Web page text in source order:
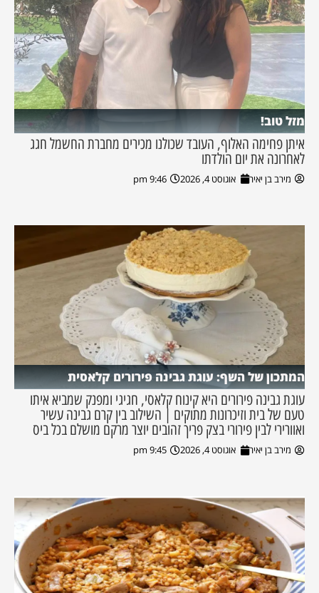
מזל טוב!
איתן פחימה האלוף, העובד שכולנו מכירים מחברת החשמל חגג
לאחרונה את יום הולדתו
מירב בן יאיר אוגוסט 4, 2026 9:46 pm
המתכון של השף: עוגת גבינה פירורים קלאסית
עוגת גבינה פירורים היא קינוח קלאסי, חגיגי ומפנק שמביא איתו
טעם של בית וזיכרונות מתוקים | השילוב בין קרם גבינה עשיר
ואוורירי לבין פירורי בצק פריך זהובים יוצר מרקם מושלם בכל ביס
מירב בן יאיר אוגוסט 4, 2026 9:45 pm